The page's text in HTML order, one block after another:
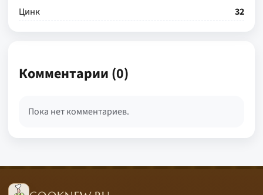
Цинк
32
Комментарии (0)
Пока нет комментариев.